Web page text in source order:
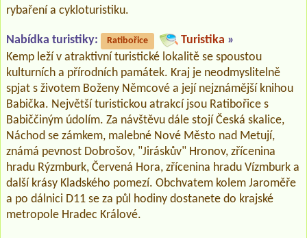
rybaření a cykloturistiku.
Nabídka turistiky: Ratibořice Turistika »
Kemp leží v atraktivní turistické lokalitě se spoustou
kulturních a přírodních památek. Kraj je neodmyslitelně
spjat s životem Boženy Němcové a její nejznámější knihou
Babička. Největší turistickou atrakcí jsou Ratibořice s
Babiččiným údolím. Za návštěvu dále stojí Česká skalice,
Náchod se zámkem, malebné Nové Město nad Metují,
známá pevnost Dobrošov, "Jiráskův" Hronov, zřícenina
hradu Rýzmburk, Červená Hora, zřícenina hradu Vízmburk a
další krásy Kladského pomezí. Obchvatem kolem Jaroměře
a po dálnici D11 se za půl hodiny dostanete do krajské
metropole Hradec Králové.